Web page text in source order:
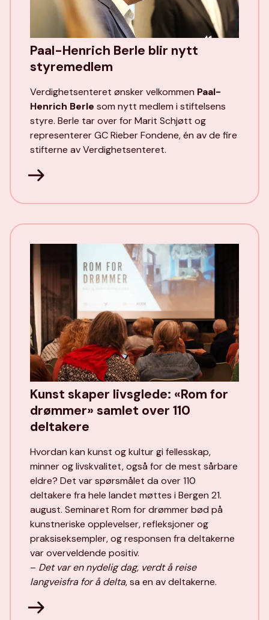
Paal-Henrich Berle blir nytt
styremedlem
Verdighetsenteret ønsker velkommen Paal-
Henrich Berle som nytt medlem i stiftelsens
styre. Berle tar over for Marit Schjøtt og
representerer GC Rieber Fondene, én av de fire
stifterne av Verdighetsenteret.
Kunst skaper livsglede: «Rom for
drømmer» samlet over 110
deltakere
Hvordan kan kunst og kultur gi fellesskap,
minner og livskvalitet, også for de mest sårbare
eldre? Det var spørsmålet da over 110
deltakere fra hele landet møttes i Bergen 21.
august. Seminaret Rom for drømmer bød på
kunstneriske opplevelser, refleksjoner og
praksiseksempler, og responsen fra deltakerne
var overveldende positiv.
– Det var en nydelig dag, verdt å reise
langveisfra for å delta, sa en av deltakerne.